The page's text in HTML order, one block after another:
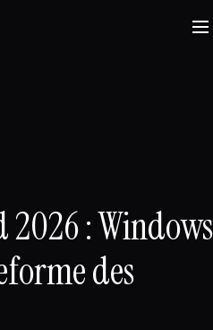
: Windows
des